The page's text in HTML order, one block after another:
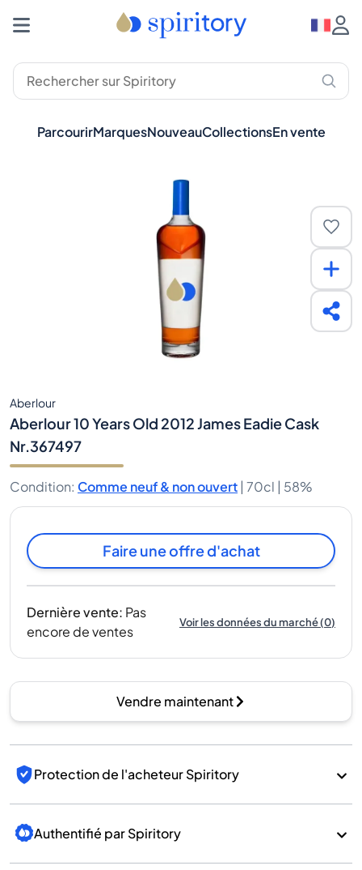
ParcourirMarquesNouveauCollectionsEn vente
Aberlour
Aberlour 10 Years Old 2012 James Eadie Cask
Nr.367497
Condition: Comme neuf & non ouvert | 70cl | 58%
Faire une offre d'achat
Dernière vente: Pas
encore de ventes
Voir les données du marché(0)
Vendre maintenant
Protection de l'acheteur Spiritory
Authentifié par Spiritory